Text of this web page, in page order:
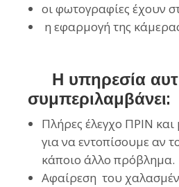
οι φωτογραφίες έχουν
η εφαρμογή της
Η υπηρεσία
συμπεριλαμβάνει:
Πλήρες έλεγχο ΠΡΙΝ και
για να εντοπίσουμε αν
κάποιο άλλο πρόβλημα.
Αφαίρεση του